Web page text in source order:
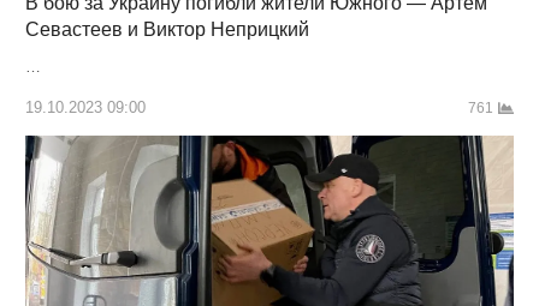
Севастеев и Виктор Неприцкий
…
19.10.2023 09:00 761